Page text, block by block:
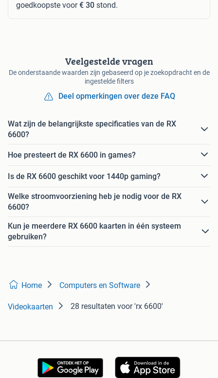
goedkoopste voor€ 30 stond.
Veelgestelde vragen
De onderstaande waarden zijn gebaseerd op je zoekopdracht en de
ingestelde filters
Deel opmerkingen over deze FAQ
Wat zijn de belangrijkste specificaties van de RX
6600?
Hoe presteert de RX 6600 in games?
Is de RX 6600 geschikt voor 1440p gaming?
Welke stroomvoorziening heb je nodig voor de RX
6600?
Kun je meerdere RX 6600 kaarten in één systeem
gebruiken?
Home Computers en Software
Videokaarten 28 resultaten voor 'rx 6600'